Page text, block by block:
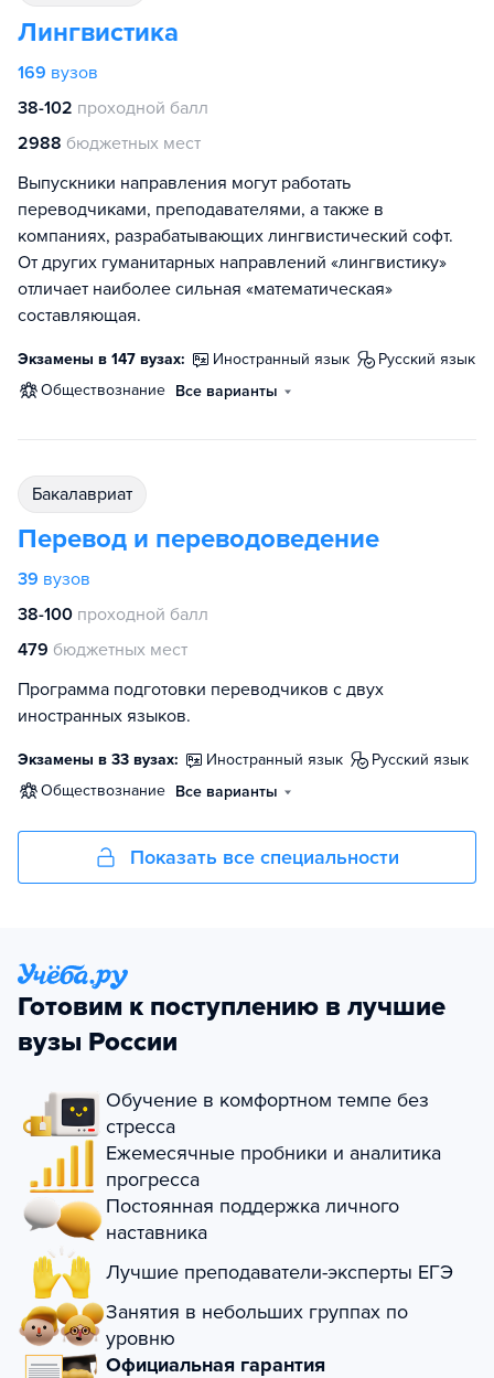
Лингвистика
169 вузов
38-102 проходной балл
2988 бюджетных мест
Выпускники направления могут работать
переводчиками, преподавателями, а также в
компаниях, разрабатывающих лингвистический софт.
От других гуманитарных направлений «лингвистику»
отличает наиболее сильная «математическая»
составляющая.
Экзамены в 147 вузах: иностранный язык
русский язык
обществознание Все варианты
бакалавриат
Перевод и переводоведение
39 вузов
38-100 проходной балл
479 бюджетных мест
Программа подготовки переводчиков с двух
иностранных языков.
Экзамены в 33 вузах: иностранный язык
русский язык
обществознание Все варианты
Показать все специальности
Готовим к поступлению в лучшие
вузы России
Обучение в комфортном темпе без
стресса
Ежемесячные пробники и аналитика
прогресса
Постоянная поддержка личного
наставника
Лучшие преподаватели-эксперты ЕГЭ
Занятия в небольших группах по
уровню
Официальная гарантия